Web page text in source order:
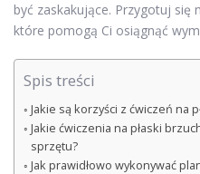
być zaskakujące. Przygotuj się
które pomogą Ci osiągnąć
Spis treści
Jakie są korzyści z ćwiczeń na
Jakie ćwiczenia na płaski
sprzętu?
Jak prawidłowo wykonywać